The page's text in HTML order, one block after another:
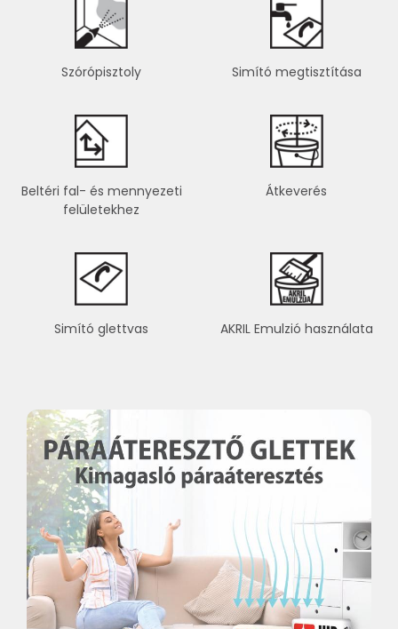
Szórópisztoly Simító megtisztítása
Beltéri fal- és mennyezeti
felületekhez
Átkeverés
Simító glettvas AKRIL Emulzió használata